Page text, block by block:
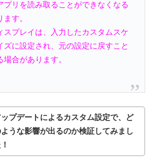
プリを読み取ることができなくなる
す。
スプレイは、入力したカスタムスケ
ズに設定され、元の設定に戻すこと
場合があります。
ップデートによるカスタム設定で、ど
うな影響が出るのか検証してみまし